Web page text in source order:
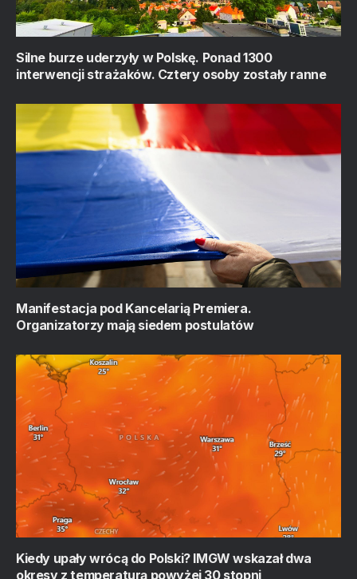
Silne burze uderzyły w Polskę. Ponad 1300
interwencji strażaków. Cztery osoby zostały ranne
Manifestacja pod Kancelarią Premiera.
Organizatorzy mają siedem postulatów
Kiedy upały wrócą do Polski? IMGW wskazał dwa
okresy z temperaturą powyżej 30 stopni